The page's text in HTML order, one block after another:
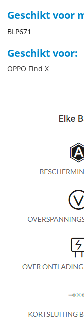
Geschikt voor
BLP671
Geschikt voor:
OPPO Find X